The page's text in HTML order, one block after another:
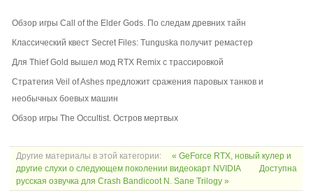
Обзор игры Call of the Elder Gods. По следам древних тайн
Классический квест Secret Files: Tunguska получит ремастер
Для Thief Gold вышел мод RTX Remix с трассировкой
Стратегия Veil of Ashes предложит сражения паровых танков и
необычных боевых машин
Обзор игры The Occultist. Остров мертвых
Другие материалы в этой категории:
« GeForce RTX, новый кулер и
другие слухи о следующем поколении видеокарт NVIDIA
Доступна
русская озвучка для Crash Bandicoot N. Sane Trilogy »